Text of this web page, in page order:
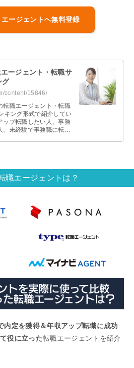
エージェントへ無料登録
ージェント・転職サ
グ
content/15846/
転職エージェント・転職
キング形式で紹介してい
ップ転職したい人、事務
、未経験で事務職に転職
職エージェントは？
内定を獲得＆年収アップ転職に成功
役に立った転職エージェントを紹介